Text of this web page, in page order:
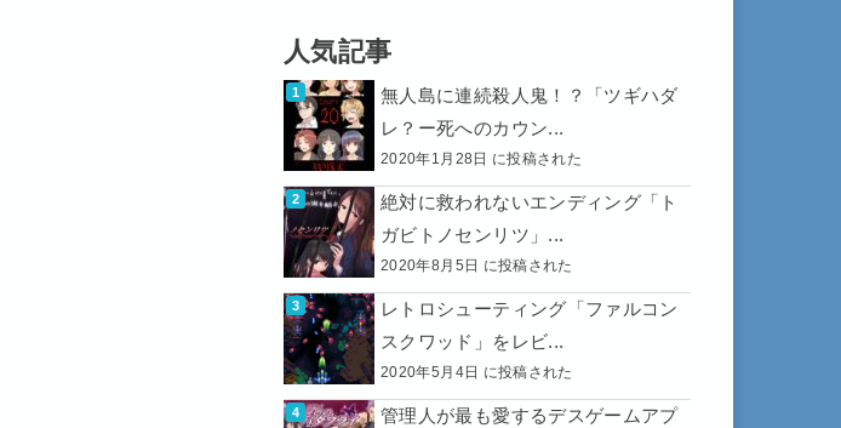
人気記事
無人島に連続殺人鬼！？「ツギハダ
レ？ー死へのカウン...
2020年1月28日 に投稿された
絶対に救われないエンディング「ト
ガビトノセンリツ」...
2020年8月5日 に投稿された
レトロシューティング「ファルコン
スクワッド」をレビ...
2020年5月4日 に投稿された
管理人が最も愛するデスゲームアプ